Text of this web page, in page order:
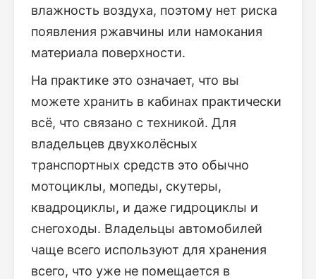
влажность воздуха, поэтому нет риска
появления ржавчины или намокания
материала поверхности.
На практике это означает, что вы
можете хранить в кабинах практически
всё, что связано с техникой. Для
владельцев двухколёсных
транспортных средств это обычно
мотоциклы, мопеды, скутеры,
квадроциклы, и даже гидроциклы и
снегоходы. Владельцы автомобилей
чаще всего используют для хранения
всего, что уже не помещается в